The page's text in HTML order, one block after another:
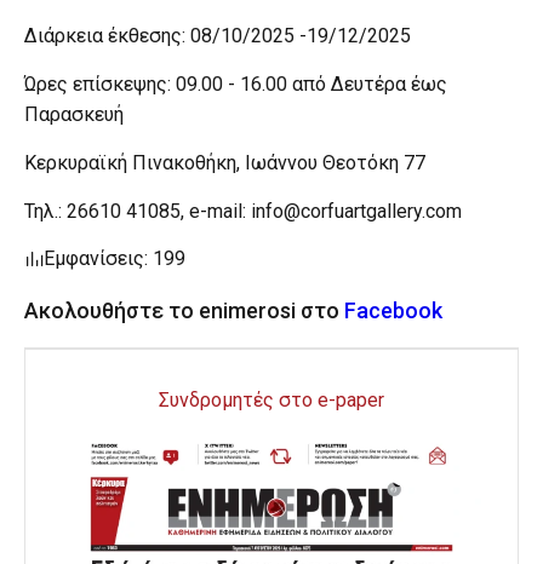
Διάρκεια έκθεσης: 08/10/2025 -19/12/2025
Ώρες επίσκεψης: 09.00 - 16.00 από Δευτέρα έως
Παρασκευή
Κερκυραϊκή Πινακοθήκη, Ιωάννου Θεοτόκη 77
Τηλ.: 26610 41085, e-mail: info@corfuartgallery.com
Εμφανίσεις: 199
Ακολουθήστε το enimerosi στο Facebook
Συνδρομητές στο e-paper